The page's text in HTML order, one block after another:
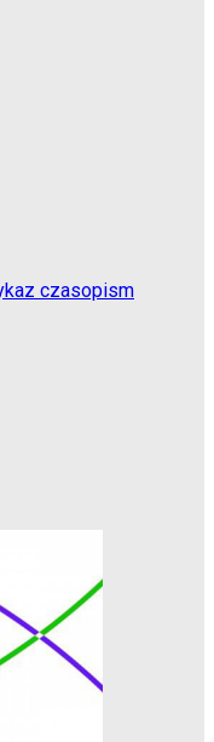
czasopism